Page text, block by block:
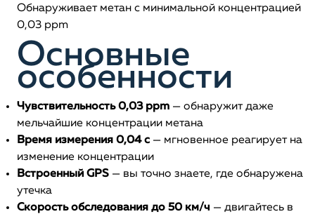
Обнаруживает метан с минимальной концентрацией
0,03 ppm
Основные
особенности
Чувствительность 0,03 ppm — обнаружит даже
мельчайшие концентрации метана
Время измерения 0,04 с — мгновенное реагирует на
изменение концентрации
Встроенный GPS — вы точно знаете, где обнаружена
утечка
Скорость обследования до 50 км/ч — двигайтесь в